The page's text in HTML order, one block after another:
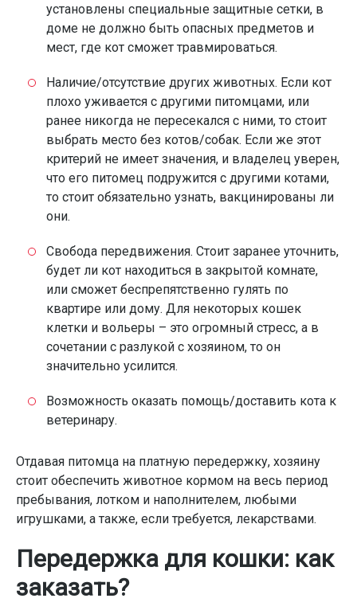
установлены специальные защитные сетки, в
доме не должно быть опасных предметов и
мест, где кот сможет травмироваться.
Наличие/отсутствие других животных. Если кот
плохо уживается с другими питомцами, или
ранее никогда не пересекался с ними, то стоит
выбрать место без котов/собак. Если же этот
критерий не имеет значения, и владелец уверен,
что его питомец подружится с другими котами,
то стоит обязательно узнать, вакцинированы ли
они.
Свобода передвижения. Стоит заранее уточнить,
будет ли кот находиться в закрытой комнате,
или сможет беспрепятственно гулять по
квартире или дому. Для некоторых кошек
клетки и вольеры – это огромный стресс, а в
сочетании с разлукой с хозяином, то он
значительно усилится.
Возможность оказать помощь/доставить кота к
ветеринару.
Отдавая питомца на платную передержку, хозяину
стоит обеспечить животное кормом на весь период
пребывания, лотком и наполнителем, любыми
игрушками, а также, если требуется, лекарствами.
Передержка для кошки: как
заказать?